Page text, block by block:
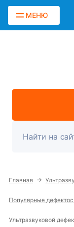
МЕНЮ
Главная →
Популярные
Ультразвуковой